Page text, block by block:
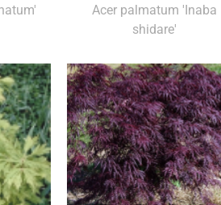
Acer palmatum 'Inaba
shidare'